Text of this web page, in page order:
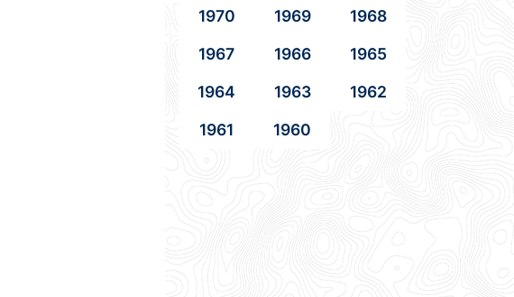
1970
1969
1968
1967
1966
1965
1964
1963
1962
1961
1960